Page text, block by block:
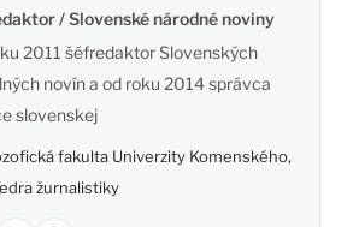
/ Slovenské národné noviny
2011 šéfredaktor Slovenských
novín a od roku 2014 správca
slovenskej
fakulta Univerzity Komenského,
žurnalistiky